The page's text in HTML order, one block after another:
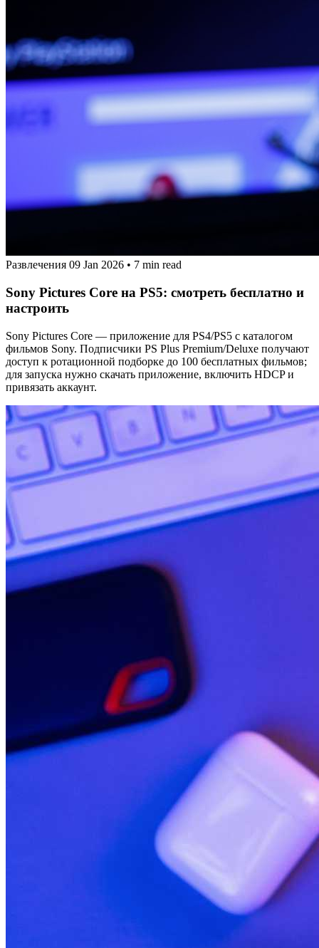
Развлечения 09 Jan 2026 • 7 min read
Sony Pictures Core на PS5: смотреть бесплатно и
настроить
Sony Pictures Core — приложение для PS4/PS5 с каталогом
фильмов Sony. Подписчики PS Plus Premium/Deluxe получают
доступ к ротационной подборке до 100 бесплатных фильмов;
для запуска нужно скачать приложение, включить HDCP и
привязать аккаунт.